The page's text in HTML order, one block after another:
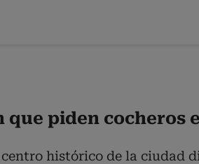
piden cocheros
histórico de la ciudad